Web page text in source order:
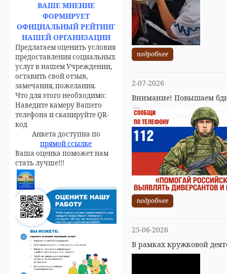
ВАШЕ МНЕНИЕ
ФОРМИРУЕТ
ОФИЦИАЛЬНЫЙ РЕЙТИНГ
НАШЕЙ ОРГАНИЗАЦИИ
Предлагаем оценить условия
предоставления социальных
услуг в нашем Учреждении,
оставить свой отзыв,
замечания, пожелания.
Что для этого необходимо:
Наведите камеру Вашего
телефона и сканируйте QR-
код
Анкета доступна по
прямой ссылке
Ваша оценка поможет нам
стать лучше!!!
подробнее
2-07-2026
Внимание! Повышаем
подробнее
25-06-2026
В рамках кружковой